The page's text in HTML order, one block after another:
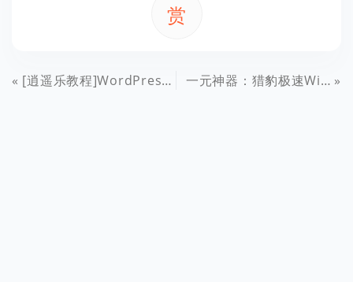
赏
[逍遥乐教程]WordPress用户前端化专业版WP User Frontend Pro系列教程（二）：个人资料增加公开显示选择昵称/用户名选项 一元神器：猎豹极速Wi-Fi简单开箱及Linux下的可用性评测